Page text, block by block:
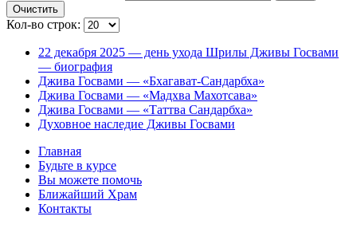
Очистить
Кол-во строк:
22 декабря 2025 — день ухода Шрилы Дживы Госвами
— биография
Джива Госвами — «Бхагават-Сандарбха»
Джива Госвами — «Мадхва Махотсава»
Джива Госвами — «Таттва Сандарбха»
Духовное наследие Дживы Госвами
Главная
Будьте в курсе
Вы можете помочь
Ближайший Храм
Контакты